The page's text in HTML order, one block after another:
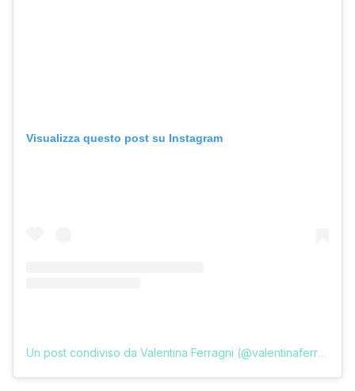
Visualizza questo post su Instagram
Un post condiviso da Valentina Ferragni (@valentinaferragni)